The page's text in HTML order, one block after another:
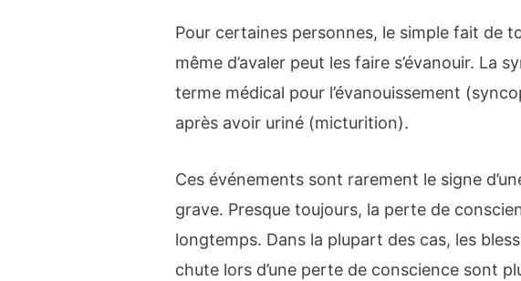
Pour certaines personnes, le simple fait de
même d’avaler peut les faire s’évanouir. La
terme médical pour l’évanouissement
après avoir uriné (micturition).
Ces événements sont rarement le signe
grave. Presque toujours, la perte de
longtemps. Dans la plupart des cas, les
chute lors d’une perte de conscience sont